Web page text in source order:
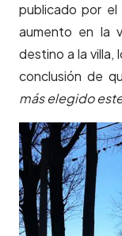
publicado por
aumento en la
destino a la villa,
conclusión de
más elegido